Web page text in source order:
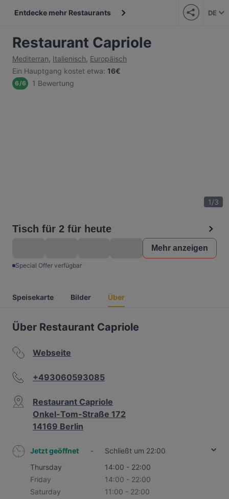
Entdecke mehr Restaurants DE
Restaurant Capriole
Mediterran, Italienisch, Europäisch
Ein Hauptgang kostet etwa: 16€
6/6 1 Bewertung
1/3
Tisch für 2 für heute
Mehr anzeigen
Special Offer verfügbar
Speisekarte Bilder Über
Über Restaurant Capriole
Webseite
+493060593085
Restaurant Capriole
Onkel-Tom-Straße 172
14169 Berlin
Jetzt geöffnet -
Schließt um 22:00
Thursday
14:00 - 22:00
Friday
14:00 - 22:00
Saturday
11:00 - 22:00